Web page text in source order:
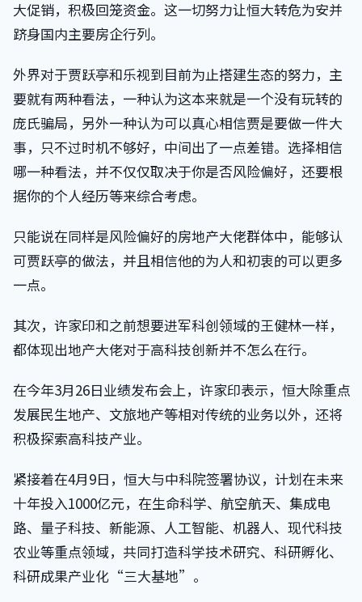
大促销，积极回笼资金。这一切努力让恒大转危为安并
跻身国内主要房企行列。
外界对于贾跃亭和乐视到目前为止搭建生态的努力，主
要就有两种看法，一种认为这本来就是一个没有玩转的
庞氏骗局，另外一种认为可以真心相信贾是要做一件大
事，只不过时机不够好，中间出了一点差错。选择相信
哪一种看法，并不仅仅取决于你是否风险偏好，还要根
据你的个人经历等来综合考虑。
只能说在同样是风险偏好的房地产大佬群体中，能够认
可贾跃亭的做法，并且相信他的为人和初衷的可以更多
一点。
其次，许家印和之前想要进军科创领域的王健林一样，
都体现出地产大佬对于高科技创新并不怎么在行。
在今年3月26日业绩发布会上，许家印表示，恒大除重点
发展民生地产、文旅地产等相对传统的业务以外，还将
积极探索高科技产业。
紧接着在4月9日，恒大与中科院签署协议，计划在未来
十年投入1000亿元，在生命科学、航空航天、集成电
路、量子科技、新能源、人工智能、机器人、现代科技
农业等重点领域，共同打造科学技术研究、科研孵化、
科研成果产业化“三大基地”。